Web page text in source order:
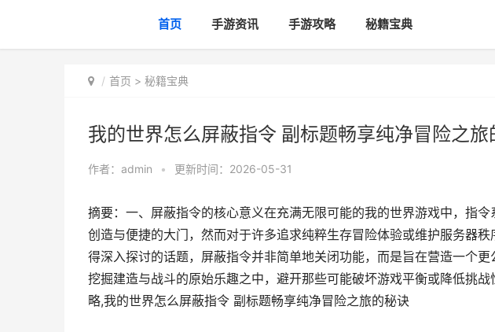
首页 手游资讯 手游攻略 秘籍宝典
首页 > 秘籍宝典
我的世界怎么屏蔽指令 副标题畅享纯净冒险之旅
作者： admin • 更新时间：2026-05-31
摘要：一、屏蔽指令的核心意义在充满无限可能的我的世界游戏中，指
创造与便捷的大门，然而对于许多追求纯粹生存冒险体验或维护服务器
得深入探讨的话题，屏蔽指令并非简单地关闭功能，而是旨在营造一个
挖掘建造与战斗的原始乐趣之中，避开那些可能破坏游戏平衡或降低挑
略,我的世界怎么屏蔽指令 副标题畅享纯净冒险之旅的秘诀